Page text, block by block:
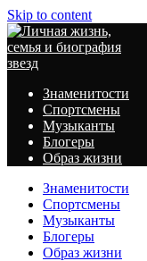
Skip to content
Знаменитости
Спортсмены
Музыканты
Блогеры
Образ жизни
Знаменитости
Спортсмены
Музыканты
Блогеры
Образ жизни